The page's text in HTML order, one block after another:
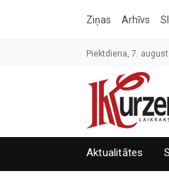
Ziņas Arhīvs
Piektdiena, 7.
Aktualitātes